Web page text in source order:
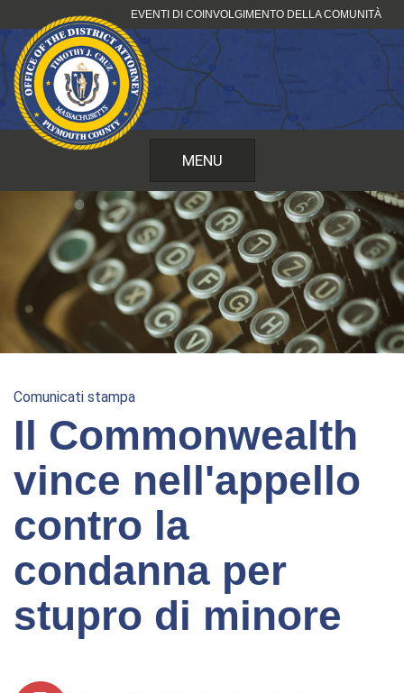
al
contenuto
EVENTI DI COINVOLGIMENTO DELLA COMUNITÀ
MENU
Comunicati stampa
Il Commonwealth
vince nell'appello
contro la
condanna per
stupro di minore